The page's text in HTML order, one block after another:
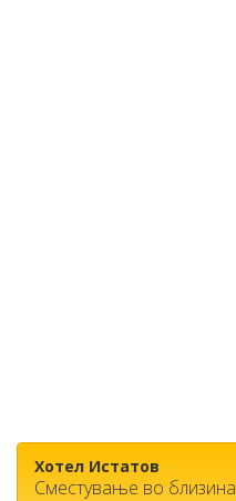
Хотел Истатов
Сместување во близина